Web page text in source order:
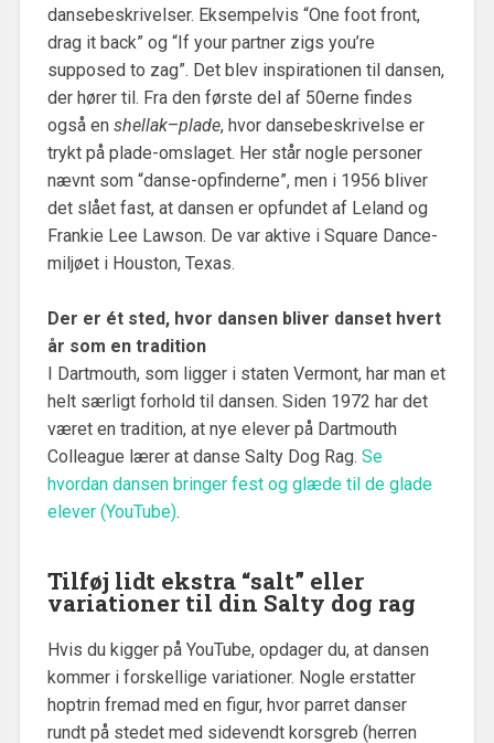
dansebeskrivelser. Eksempelvis “One foot front,
drag it back” og “If your partner zigs you’re
supposed to zag”. Det blev inspirationen til dansen,
der hører til. Fra den første del af 50erne findes
også en shellak–plade, hvor dansebeskrivelse er
trykt på plade-omslaget. Her står nogle personer
nævnt som “danse-opfinderne”, men i 1956 bliver
det slået fast, at dansen er opfundet af Leland og
Frankie Lee Lawson. De var aktive i Square Dance-
miljøet i Houston, Texas.
Der er ét sted, hvor dansen bliver danset hvert
år som en tradition
I Dartmouth, som ligger i staten Vermont, har man et
helt særligt forhold til dansen. Siden 1972 har det
været en tradition, at nye elever på Dartmouth
Colleague lærer at danse Salty Dog Rag. Se
hvordan dansen bringer fest og glæde til de glade
elever (YouTube).
Tilføj lidt ekstra “salt” eller
variationer til din Salty dog rag
Hvis du kigger på YouTube, opdager du, at dansen
kommer i forskellige variationer. Nogle erstatter
hoptrin fremad med en figur, hvor parret danser
rundt på stedet med sidevendt korsgreb (herren